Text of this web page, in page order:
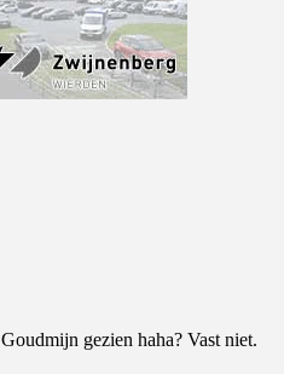
gezien haha? Vast niet.